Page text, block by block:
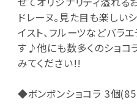
ドレーヌ。見た目も楽しい
イスト、フルーツなどバラ
す♪他にも数多くのショコ
みてください!!
◆ボンボンショコラ 3個